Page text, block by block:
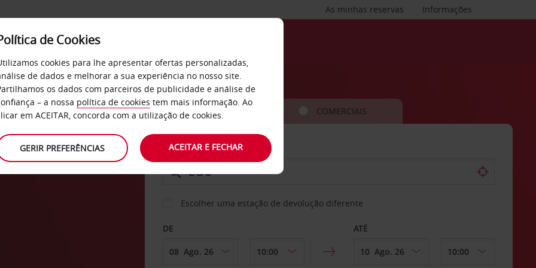
Informações
As minhas reservas
SERVIÇOS EMPRESAS
CARRO COMERCIAIS
LEVANTAR EM
Escolher uma estação de devolução diferente
DE ATÉ
de Cookies
cookies para lhe apresentar ofertas personalizadas,
de dados e melhorar a sua experiência no nosso site.
os dados com parceiros de publicidade e análise de
– a nossa política de cookies tem mais informação. Ao
em ACEITAR, concorda com a utilização de cookies.
GERIR PREFERÊNCIAS ACEITAR E FECHAR